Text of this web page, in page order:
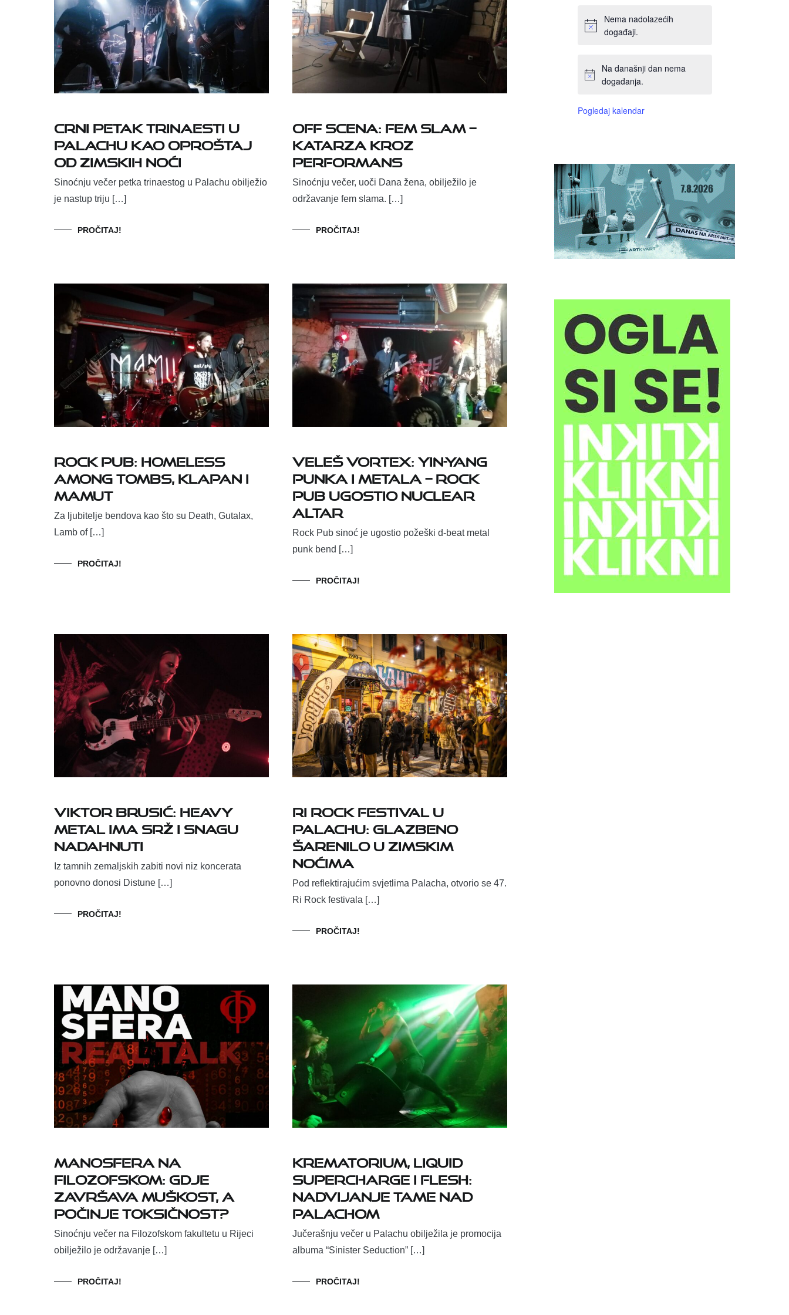
Crni petak trinaesti u
Palachu kao oproštaj
od zimskih noći
Sinoćnju večer petka trinaestog u Palachu obilježio
je nastup triju […]
PROČITAJ!
Off scena: fem slam –
Katarza kroz
performans
Sinoćnju večer, uoči Dana žena, obilježilo je
održavanje fem slama. […]
PROČITAJ!
Rock pub: Homeless
Among Tombs, Klapan i
Mamut
Za ljubitelje bendova kao što su Death, Gutalax,
Lamb of […]
PROČITAJ!
VELEŠ VORTEX: yin-yang
punka i metala – Rock
Pub ugostio Nuclear
Altar
Rock Pub sinoć je ugostio požeški d-beat metal
punk bend […]
PROČITAJ!
Viktor Brusić: Heavy
metal ima srž i snagu
nadahnuti
Iz tamnih zemaljskih zabiti novi niz koncerata
ponovno donosi Distune […]
PROČITAJ!
Ri Rock Festival u
Palachu: glazbeno
šarenilo u zimskim
noćima
Pod reflektirajućim svjetlima Palacha, otvorio se 47.
Ri Rock festivala […]
PROČITAJ!
Manosfera na
Filozofskom: gdje
završava muškost, a
počinje toksičnost?
Sinoćnju večer na Filozofskom fakultetu u Rijeci
obilježilo je održavanje […]
PROČITAJ!
Krematorium, Liquid
Supercharge i Flesh:
Nadvijanje tame nad
Palachom
Jučerašnju večer u Palachu obilježila je promocija
albuma “Sinister Seduction” […]
PROČITAJ!
Nema nadolazećih
događaji.
Na današnji dan nema
događanja.
Pogledaj kalendar